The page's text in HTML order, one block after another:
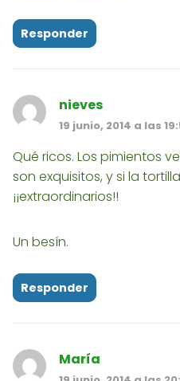
Responder
nieves
19 junio, 2014 a las
Qué ricos. Los pimientos
son exquisitos, y si la
¡¡extraordinarios!!
Un besín.
Responder
María